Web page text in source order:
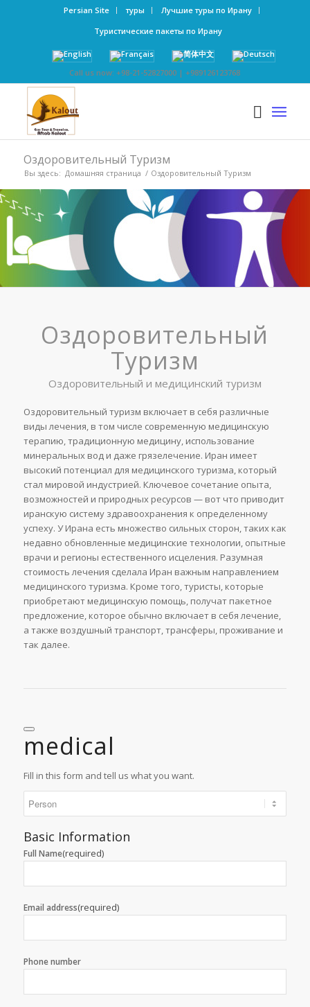
Persian Site туры
Лучшие туры по Ирану
Туристические пакеты по Ирану
Call us now: +98-21-52827000 | +989126123768
Оздоровительный Туризм
Вы здесь: Домашняя страница / Оздоровительный Туризм
Оздоровительный
Туризм
Оздоровительный и медицинский туризм
Оздоровительный туризм включает в себя различные
виды лечения, в том числе современную медицинскую
терапию, традиционную медицину, использование
минеральных вод и даже грязелечение. Иран имеет
высокий потенциал для медицинского туризма, который
стал мировой индустрией. Ключевое сочетание опыта,
возможностей и природных ресурсов — вот что приводит
иранскую систему здравоохранения к определенному
успеху. У Ирана есть множество сильных сторон, таких как
недавно обновленные медицинские технологии, опытные
врачи и регионы естественного исцеления. Разумная
стоимость лечения сделала Иран важным направлением
медицинского туризма. Кроме того, туристы, которые
приобретают медицинскую помощь, получат пакетное
предложение, которое обычно включает в себя лечение,
а также воздушный транспорт, трансферы, проживание и
так далее.
medical
Fill in this form and tell us what you want.
Basic Information
Full Name(required)
Email address(required)
Phone number